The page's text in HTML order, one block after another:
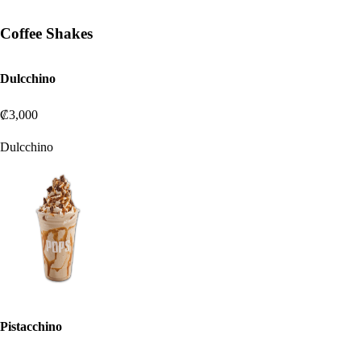
Coffee Shakes
Dulcchino
₡3,000
Dulcchino
Pistacchino